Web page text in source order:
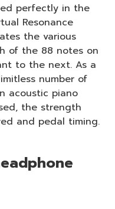
perfectly in the
Resonance
the various
of the 88 notes on
to the next. As a
number of
acoustic piano
the strength
and pedal timing.